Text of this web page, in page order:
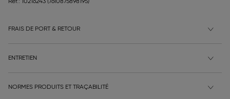
Ref.: 10216243 (7610875898195)
FRAIS DE PORT & RETOUR
ENTRETIEN
NORMES PRODUITS ET TRAÇABILITÉ